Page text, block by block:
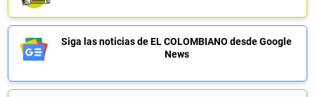
Siga las noticias de EL COLOMBIANO desde Google
News